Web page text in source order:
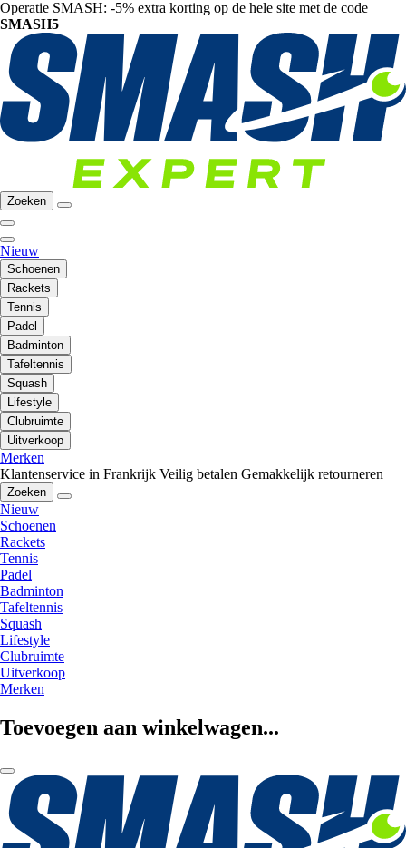
Operatie SMASH: -5% extra korting op de hele site met de code
SMASH5
Zoeken
Nieuw
Schoenen
Rackets
Tennis
Padel
Badminton
Tafeltennis
Squash
Lifestyle
Clubruimte
Uitverkoop
Merken
Klantenservice in Frankrijk Veilig betalen Gemakkelijk retourneren
Zoeken
Nieuw
Schoenen
Rackets
Tennis
Padel
Badminton
Tafeltennis
Squash
Lifestyle
Clubruimte
Uitverkoop
Merken
Toevoegen aan winkelwagen...